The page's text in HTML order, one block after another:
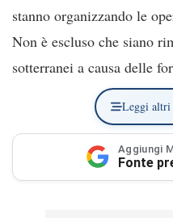
stanno organizzando le
Non è escluso che siano
sotterranei a causa delle
Leggi
Aggiungi
Fonte